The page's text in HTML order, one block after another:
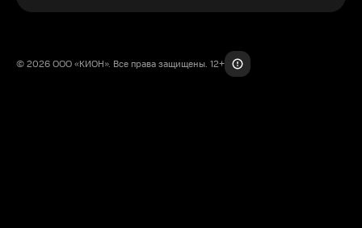
© 2026 ООО «КИОН». Все права защищены. 12+